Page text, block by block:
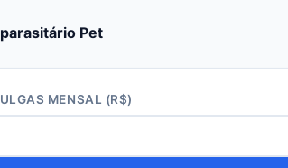
Pet
MENSAL (R$)